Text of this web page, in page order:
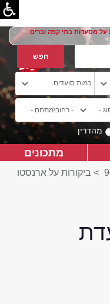
מסעדות בתי קפה וברים
מהדרין
מתכונים
> ביקורות על ארנסטו